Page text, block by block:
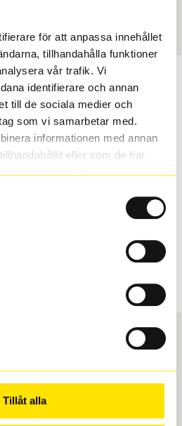
för att anpassa innehållet
tillhandahålla funktioner
vår trafik. Vi
identifierare och annan
till de sociala medier och
som vi samarbetar med.
informationen med annan
eller som de har
Tillåt alla
min bil?
för att se om det däck du
Om du köper däck som skall
fälgar, se till att kolla en extra
som bilen hade ut från
Däckspecialen
däck eller fälgar hos oss